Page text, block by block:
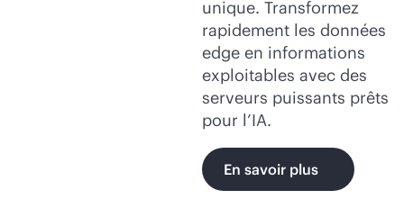
unique. Transformez
rapidement les données
edge en informations
exploitables avec des
serveurs puissants prêts
pour l’IA.
En savoir plus